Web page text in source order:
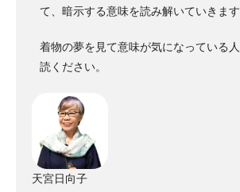
て、暗示する意味を読み解いていきます
着物の夢を見て意味が気になっている
読ください。
天宮日向子